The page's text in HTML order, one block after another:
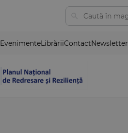
EvenimenteLibrăriiContactNewsletter